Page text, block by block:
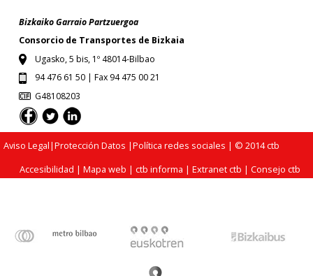
Bizkaiko Garraio Partzuergoa
Consorcio de Transportes de Bizkaia
Ugasko, 5 bis, 1º 48014-Bilbao
94 476 61 50 | Fax 94 475 00 21
G48108203
Aviso Legal|Protección Datos |Política redes sociales | © 2014 ctb
Accesibilidad |Mapa web |ctb informa |Extranet ctb |Consejo ctb